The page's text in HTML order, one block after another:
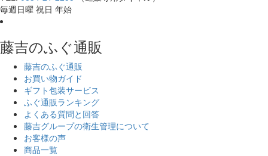
毎週日曜 祝日 年始
藤吉のふぐ通販
藤吉のふぐ通販
お買い物ガイド
ギフト包装サービス
ふぐ通販ランキング
よくある質問と回答
藤吉グループの衛生管理について
お客様の声
商品一覧